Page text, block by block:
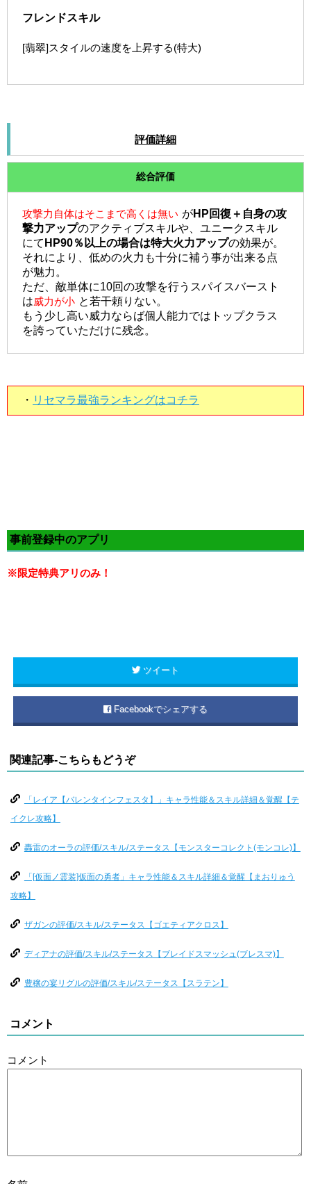
フレンドスキル
[翡翠]スタイルの速度を上昇する(特大)
評価詳細
総合評価
攻撃力自体はそこまで高くは無い がHP回復＋自身の攻
撃力アップのアクティブスキルや、ユニークスキル
にて HP90％以上の場合は特大火力アップの効果が。
それにより、低めの火力も十分に補う事が出来る点
が魅力。
ただ、敵単体に10回の攻撃を行うスパイスバースト
は威力が小 と若干頼りない。
もう少し高い威力ならば個人能力ではトップクラス
を誇っていただけに残念。
・ リセマラ最強ランキングはコチラ
事前登録中のアプリ
※限定特典アリのみ！
ツイート
Facebookでシェアする
関連記事-こちらもどうぞ
「レイア【バレンタインフェスタ】」キャラ性能＆スキル詳細＆覚醒【テ
イクレ攻略】
轟雷のオーラの評価/スキル/ステータス【モンスターコレクト(モンコレ)】
「[仮面ノ霊装]仮面の勇者」キャラ性能＆スキル詳細＆覚醒【まおりゅう
攻略】
ザガンの評価/スキル/ステータス【ゴエティアクロス】
ディアナの評価/スキル/ステータス【ブレイドスマッシュ(ブレスマ)】
豊穣の宴リグルの評価/スキル/ステータス【スラテン】
コメント
コメント